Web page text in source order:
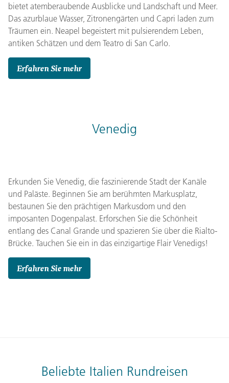
bietet atemberaubende Ausblicke und Landschaft und Meer.
Das azurblaue Wasser, Zitronengärten und Capri laden zum
Träumen ein. Neapel begeistert mit pulsierendem Leben,
antiken Schätzen und dem Teatro di San Carlo.
Erfahren Sie mehr
Venedig
Erkunden Sie Venedig, die faszinierende Stadt der Kanäle
und Paläste. Beginnen Sie am berühmten Markusplatz,
bestaunen Sie den prächtigen Markusdom und den
imposanten Dogenpalast. Erforschen Sie die Schönheit
entlang des Canal Grande und spazieren Sie über die Rialto-
Brücke. Tauchen Sie ein in das einzigartige Flair Venedigs!
Erfahren Sie mehr
Beliebte Italien Rundreisen